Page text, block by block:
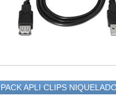
PACK APLI CLIPS